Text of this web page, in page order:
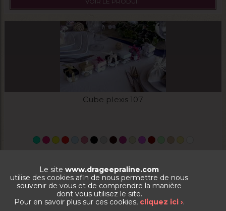
Cube plexis 107
VOIR LE PRODUIT
Le site www.drageepraline.com
utilise des cookies afin de nous permettre de nous
souvenir de vous et de comprendre la manière
dont vous utilisez le site.
Pour en savoir plus sur ces cookies, cliquez ici ›.